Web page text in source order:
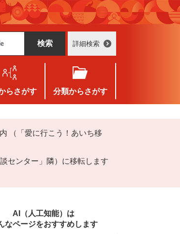
詳細検索
らさがす 分類からさがす
（「愛に行こう！あいち移
センター」隣）に移転します
AI（人工知能）は
なページをおすすめします